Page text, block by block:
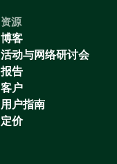
资源
博客
活动与网络研讨会
报告
客户
用户指南
定价